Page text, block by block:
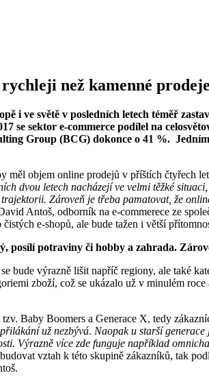
než kamenné
i ve světě v posledních letech téměř
se sektor e-commerce podílel na
Group (BCG) dokonce o 41 %.
měl objem online prodejů v příštích čtyřech
dvou letech nacházejí ve velmi těžké
Zároveň je třeba pamatovat, že
Antoš, odborník na e-commerece ze
čistých e-shopů, ale bude tažen i větší
posílí potraviny či hobby a zahrada.
bude výrazně lišit napříč regiony, ale také
zboží, což se ukázalo už v minulém
Baby Boomers a Generace X, tedy
už nezbývá. Naopak u starší
Výrazně více zde funguje například
vztah k této skupině zákazníků, tak